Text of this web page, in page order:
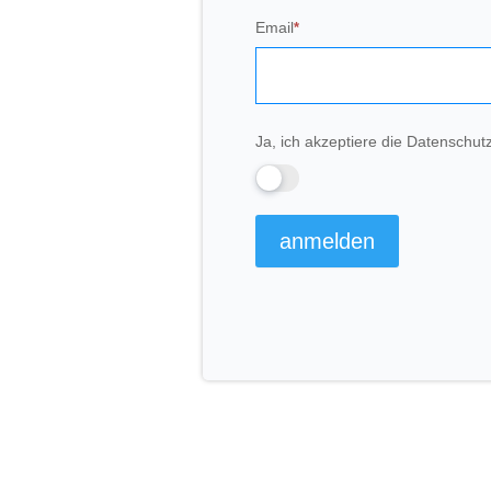
Newsletter
Email*
Ja, ich akzeptiere die
anmelden